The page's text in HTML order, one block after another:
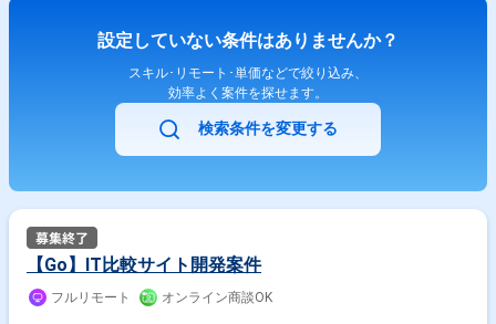
設定していない条件はありませんか？
スキル･リモート･単価などで絞り込み、
効率よく案件を探せます。
検索条件を変更する
【Go】IT比較サイト開発案件
フルリモート オンライン商談OK